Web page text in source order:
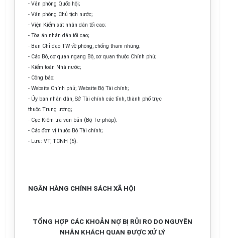
- Văn phòng Quốc hội;
- Văn phòng Chủ tịch nước;
- Viện Kiểm sát nhân dân tối cao;
- Tòa án nhân dân tối cao;
- Ban Chỉ đạo TW về phòng, chống tham nhũng;
- Các Bộ, cơ quan ngang Bộ, cơ quan thuộc Chính phủ;
- Kiểm toán Nhà nước;
- Công báo;
- Website Chính phủ; Website Bộ Tài chính;
- Ủy ban nhân dân, Sở Tài chính các tỉnh, thành phố trực
thuộc Trung ương;
- Cục Kiểm tra văn bản (Bộ Tư pháp);
- Các đơn vị thuộc Bộ Tài chính;
- Lưu: VT, TCNH (5).
NGÂN HÀNG CHÍNH SÁCH XÃ HỘI
TỔNG HỢP CÁC KHOẢN NỢ BỊ RỦI RO DO NGUYÊN
NHÂN KHÁCH QUAN ĐƯỢC XỬ LÝ